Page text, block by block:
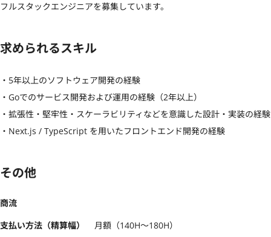
フルスタックエンジニアを募集しています。
求められるスキル
・5年以上のソフトウェア開発の経験
・Goでのサービス開発および運用の経験（2年以上）
・拡張性・堅牢性・スケーラビリティなどを意識した設計・実装の経験
・Next.js / TypeScript を用いたフロントエンド開発の経験
その他
商流
支払い方法（精算幅）
月額（140H〜180H）